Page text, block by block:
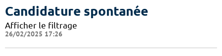
Candidature spontanée
Afficher le filtrage
26/02/2025 17:26